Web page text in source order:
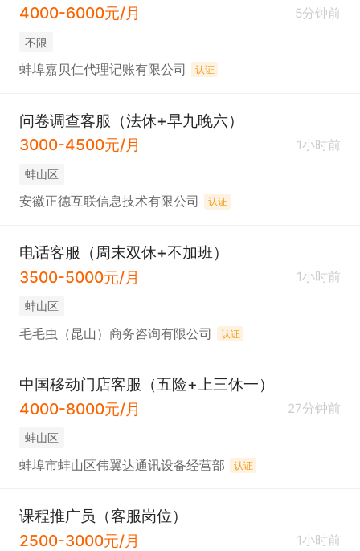
4000-6000元/月
5分钟前
不限
蚌埠嘉贝仁代理记账有限公司 认证
问卷调查客服（法休+早九晚六）
3000-4500元/月
1小时前
蚌山区
安徽正德互联信息技术有限公司 认证
电话客服（周末双休+不加班）
3500-5000元/月
1小时前
蚌山区
毛毛虫（昆山）商务咨询有限公司 认证
中国移动门店客服（五险+上三休一）
4000-8000元/月
27分钟前
蚌山区
蚌埠市蚌山区伟翼达通讯设备经营部 认证
课程推广员（客服岗位）
2500-3000元/月
1小时前